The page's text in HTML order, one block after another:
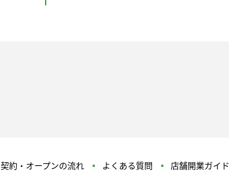
契約・オープンの流れ よくある質問 店舗開業ガイド